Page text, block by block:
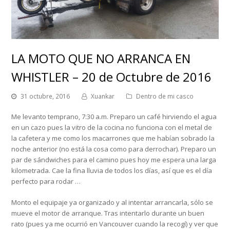
LA MOTO QUE NO ARRANCA EN
WHISTLER – 20 de Octubre de 2016
31 octubre, 2016 Xuankar Dentro de mi casco
Me levanto temprano, 7:30 a.m. Preparo un café hirviendo el agua
en un cazo pues la vitro de la cocina no funciona con el metal de
la cafetera y me como los macarrones que me habían sobrado la
noche anterior (no está la cosa como para derrochar). Preparo un
par de sándwiches para el camino pues hoy me espera una larga
kilometrada. Cae la fina lluvia de todos los días, así que es el día
perfecto para rodar …
Monto el equipaje ya organizado y al intentar arrancarla, sólo se
mueve el motor de arranque. Tras intentarlo durante un buen
rato (pues ya me ocurrió en Vancouver cuando la recogí) y ver que